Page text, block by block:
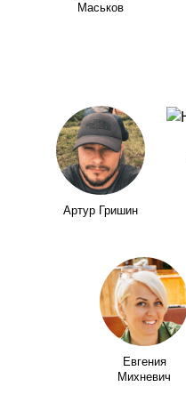
Маськов
Артур Гришин
Евгения
Михневич